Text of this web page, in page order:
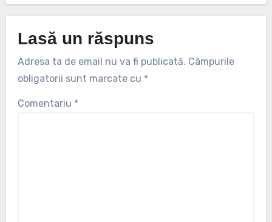
Lasă un răspuns
Adresa ta de email nu va fi publicată. Câmpurile
obligatorii sunt marcate cu *
Comentariu *